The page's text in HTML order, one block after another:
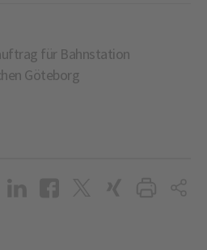
für Bahnstation
Göteborg